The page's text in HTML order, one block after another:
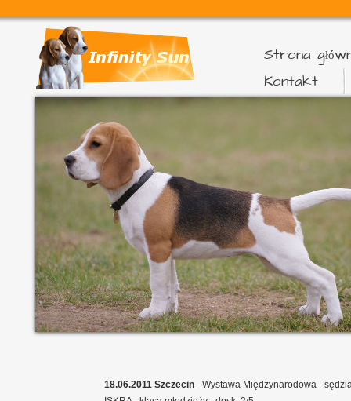
Strona
Kontakt
18.06.2011 Szczecin - Wystawa Międzynarodowa -